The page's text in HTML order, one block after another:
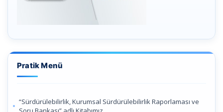
Pratik Menü
“Sürdürülebilirlik, Kurumsal Sürdürülebilirlik Raporlaması ve